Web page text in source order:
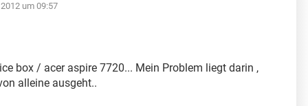
um 09:57
box / acer aspire 7720... Mein Problem liegt darin ,
alleine ausgeht..